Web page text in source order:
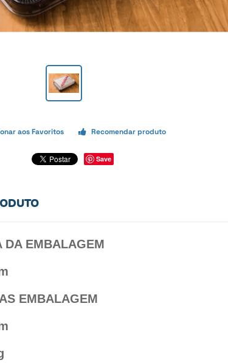
aos Favoritos Recomendar produto
Save
DA EMBALAGEM
EMBALAGEM